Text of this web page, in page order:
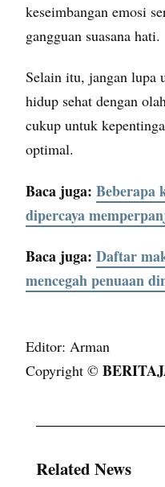
keseimbangan emosi
gangguan suasana hati.
Selain itu, jangan lupa
hidup sehat dengan
cukup untuk
optimal.
Baca juga: Beberapa
dipercaya
Baca juga: Daftar
mencegah penuaan
Editor: Arman
Copyright ©
Related News